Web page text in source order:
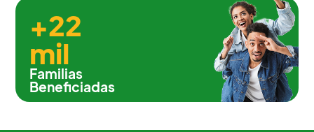
+22
mil
Familias
Beneficiadas